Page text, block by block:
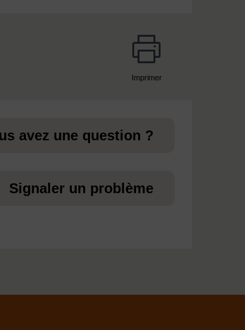
Imprimer
avez une question ?
Signaler un problème